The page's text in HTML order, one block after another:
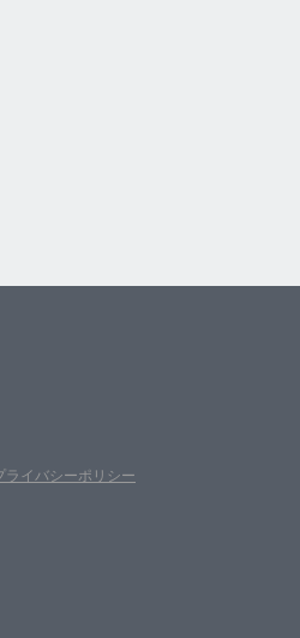
ライバシーポリシー